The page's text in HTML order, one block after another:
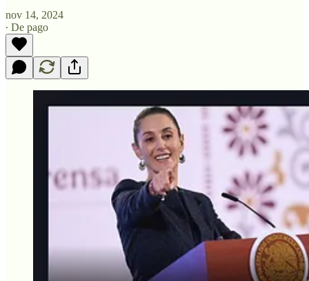
nov 14, 2024
∙ De pago